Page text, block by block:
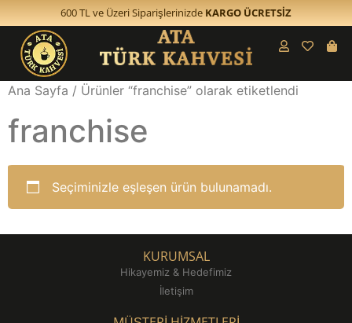
600 TL ve Üzeri Siparişlerinizde KARGO ÜCRETSİZ
Ana Sayfa / Ürünler “franchise” olarak etiketlendi
franchise
Seçiminizle eşleşen ürün bulunamadı.
KURUMSAL
Hikayemiz & Hedefimiz
İletişim